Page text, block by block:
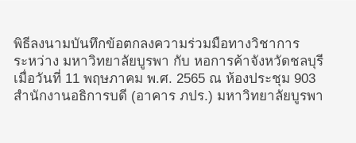
พิธีลงนามบันทึกข้อตกลงความร่วมมือทางวิชาการ
ระหว่าง มหาวิทยาลัยบูรพา กับ หอการค้าจังหวัดชลบุรี
เมื่อวันที่ 11 พฤษภาคม พ.ศ. 2565 ณ ห้องประชุม 903
สำนักงานอธิการบดี (อาคาร ภปร.) มหาวิทยาลัยบูรพา